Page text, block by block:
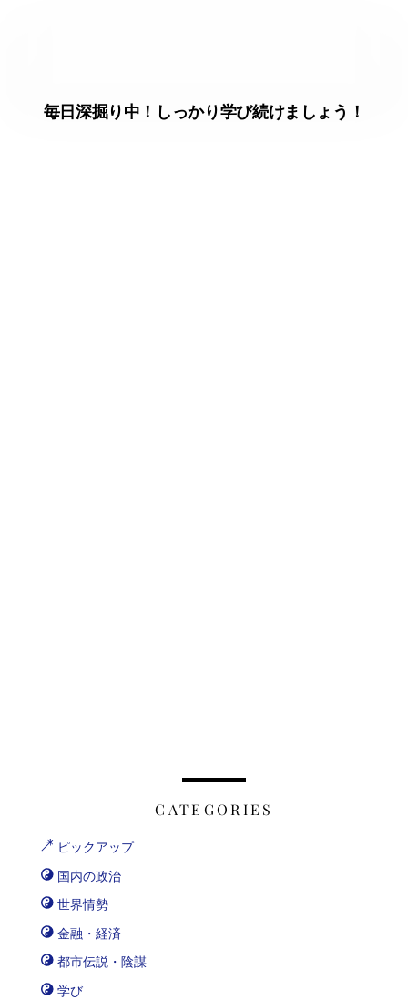
毎日深掘り中！しっかり学び続けましょう！
CATEGORIES
ピックアップ
国内の政治
世界情勢
金融・経済
都市伝説・陰謀
学び